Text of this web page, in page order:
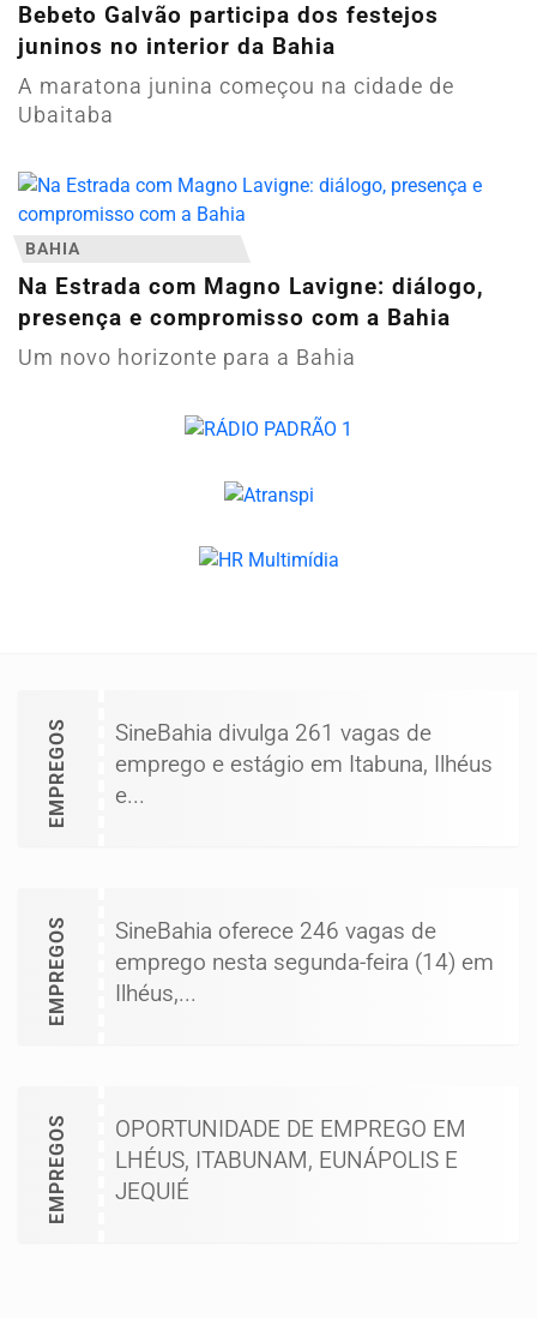
Bebeto Galvão participa dos festejos
juninos no interior da Bahia
A maratona junina começou na cidade de
Ubaitaba
BAHIA
Na Estrada com Magno Lavigne: diálogo,
presença e compromisso com a Bahia
Um novo horizonte para a Bahia
EMPREGOS
SineBahia divulga 261 vagas de
emprego e estágio em Itabuna, Ilhéus
e...
EMPREGOS
SineBahia oferece 246 vagas de
emprego nesta segunda-feira (14) em
Ilhéus,...
EMPREGOS
OPORTUNIDADE DE EMPREGO EM
LHÉUS, ITABUNAM, EUNÁPOLIS E
JEQUIÉ